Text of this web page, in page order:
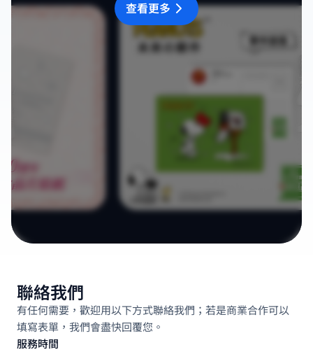
查看更多
聯絡我們
有任何需要，歡迎用以下方式聯絡我們；若是商業合作可以
填寫表單，我們會盡快回覆您。
服務時間